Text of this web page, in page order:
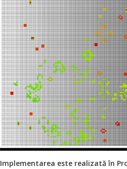
Implementarea este realizată în